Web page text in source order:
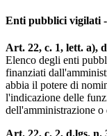
Enti pubblici vigilati
Art. 22, c. 1, lett. a),
Elenco degli enti
finanziati
abbia il potere di
l'indicazione delle
dell'amministrazione